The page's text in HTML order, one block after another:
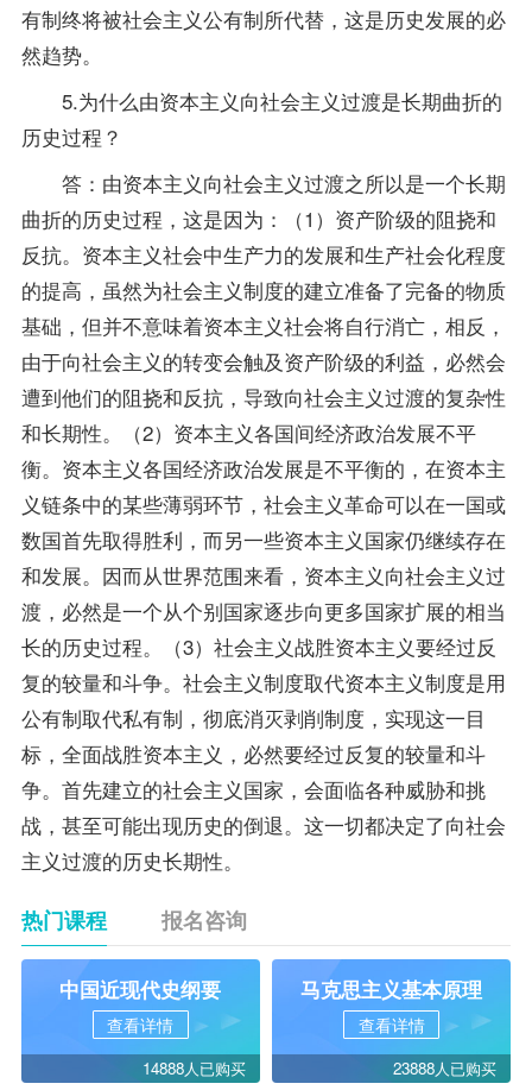
有制终将被社会主义公有制所代替，这是历史发展的必
然趋势。
5.为什么由资本主义向社会主义过渡是长期曲折的
历史过程？
答：由资本主义向社会主义过渡之所以是一个长期
曲折的历史过程，这是因为：（1）资产阶级的阻挠和
反抗。资本主义社会中生产力的发展和生产社会化程度
的提高，虽然为社会主义制度的建立准备了完备的物质
基础，但并不意味着资本主义社会将自行消亡，相反，
由于向社会主义的转变会触及资产阶级的利益，必然会
遭到他们的阻挠和反抗，导致向社会主义过渡的复杂性
和长期性。（2）资本主义各国间经济政治发展不平
衡。资本主义各国经济政治发展是不平衡的，在资本主
义链条中的某些薄弱环节，社会主义革命可以在一国或
数国首先取得胜利，而另一些资本主义国家仍继续存在
和发展。因而从世界范围来看，资本主义向社会主义过
渡，必然是一个从个别国家逐步向更多国家扩展的相当
长的历史过程。（3）社会主义战胜资本主义要经过反
复的较量和斗争。社会主义制度取代资本主义制度是用
公有制取代私有制，彻底消灭剥削制度，实现这一目
标，全面战胜资本主义，必然要经过反复的较量和斗
争。首先建立的社会主义国家，会面临各种威胁和挑
战，甚至可能出现历史的倒退。这一切都决定了向社会
主义过渡的历史长期性。
热门课程 报名咨询
中国近现代史纲要
查看详情
14888人已购买
马克思主义基本原理
查看详情
23888人已购买